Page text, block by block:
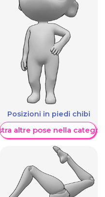
Posizioni in piedi chibi
altre pose nella